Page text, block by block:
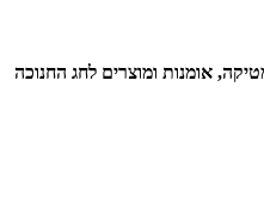
קוסמטיקה, אומנות ומוצרים לחג החנוכה